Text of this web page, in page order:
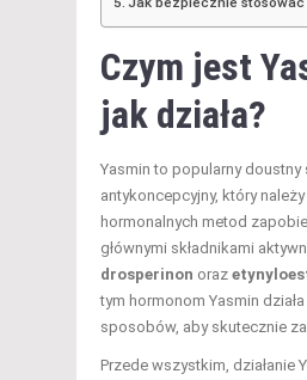
Czym jest
jak działa?
Yasmin to popularny doustny
antykoncepcyjny, który
hormonalnych metod
głównymi składnikami
drosperinon oraz
tym hormonom Yasmin
sposobów, aby skutecznie
Przede wszystkim, działanie